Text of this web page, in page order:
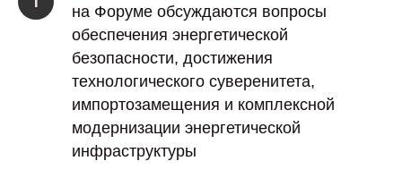
на Форуме обсуждаются вопросы
обеспечения энергетической
безопасности, достижения
технологического суверенитета,
импортозамещения и комплексной
модернизации энергетической
инфраструктуры